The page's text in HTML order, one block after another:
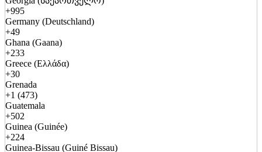
+995
Germany (Deutschland)
+49
Ghana (Gaana)
+233
Greece (Ελλάδα)
+30
Grenada
+1 (473)
Guatemala
+502
Guinea (Guinée)
+224
Guinea-Bissau (Guiné Bissau)